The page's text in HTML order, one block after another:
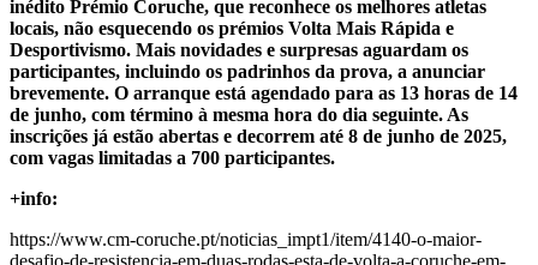
inédito Prémio Coruche, que reconhece os melhores atletas
locais, não esquecendo os prémios Volta Mais Rápida e
Desportivismo. Mais novidades e surpresas aguardam os
participantes, incluindo os padrinhos da prova, a anunciar
brevemente. O arranque está agendado para as 13 horas de 14
de junho, com término à mesma hora do dia seguinte. As
inscrições já estão abertas e decorrem até 8 de junho de 2025,
com vagas limitadas a 700 participantes.
+info:
https://www.cm-coruche.pt/noticias_impt1/item/4140-o-maior-
desafio-de-resistencia-em-duas-rodas-esta-de-volta-a-coruche-em-